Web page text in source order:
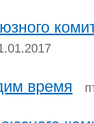
время